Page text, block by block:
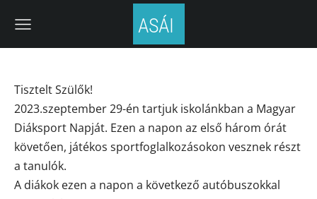
ASÁI
Tisztelt Szülők!
2023.szeptember 29-én tartjuk iskolánkban a Magyar
Diáksport Napját. Ezen a napon az első három órát
követően, játékos sportfoglalkozásokon vesznek részt
a tanulók.
A diákok ezen a napon a következő autóbuszokkal